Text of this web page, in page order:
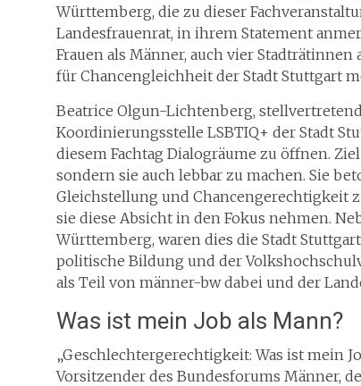
Württemberg, die zu dieser
Landesfrauenrat, in ihrem Statement
Frauen als Männer, auch vier
für Chancengleichheit der Stadt Stuttgart
Beatrice Olgun-Lichtenberg,
Koordinierungsstelle LSBTIQ+ der Stadt
diesem Fachtag Dialogräume zu öffnen.
sondern sie auch lebbar zu machen. Sie
Gleichstellung und Chancengerechtigkeit
sie diese Absicht in den Fokus nehmen.
Württemberg, waren dies die Stadt
politische Bildung und der
als Teil von männer-bw dabei und der
Was ist mein Job als Mann?
„Geschlechtergerechtigkeit: Was ist mein
Vorsitzender des Bundesforums Männer,